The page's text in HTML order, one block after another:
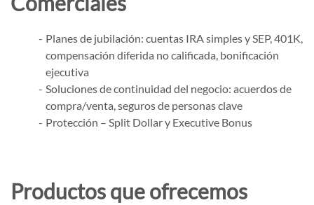
Planes de jubilación: cuentas IRA simples y SEP, 401K,
compensación diferida no calificada, bonificación
ejecutiva
Soluciones de continuidad del negocio: acuerdos de
compra/venta, seguros de personas clave
Protección – Split Dollar y Executive Bonus
Productos que ofrecemos